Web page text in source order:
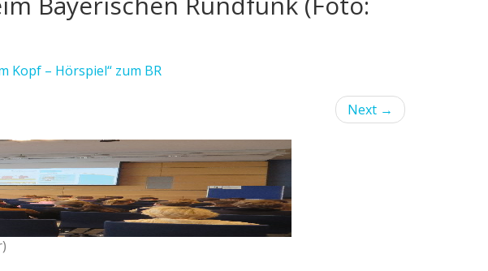
Kopf – Hörspiel“ zum BR
Next →